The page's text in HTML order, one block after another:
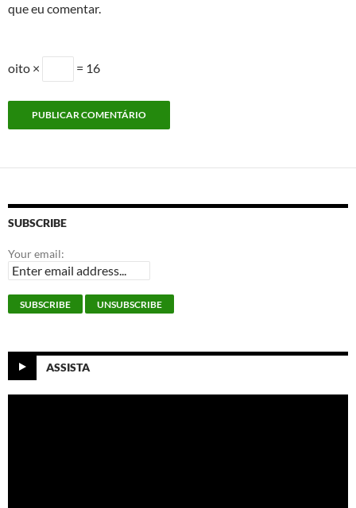
que eu comentar.
oito × = 16
SUBSCRIBE
Your email:
ASSISTA